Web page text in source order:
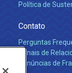
Política de
Contato
Perguntas
Canais de
Denúncias de